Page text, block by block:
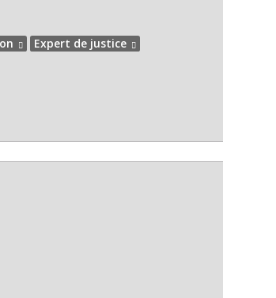
Expert de justice